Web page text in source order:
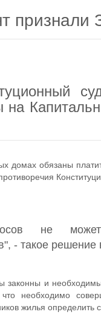
признали
на
домах обязаны
не
- такое
законны и
необходимо
жилья определить